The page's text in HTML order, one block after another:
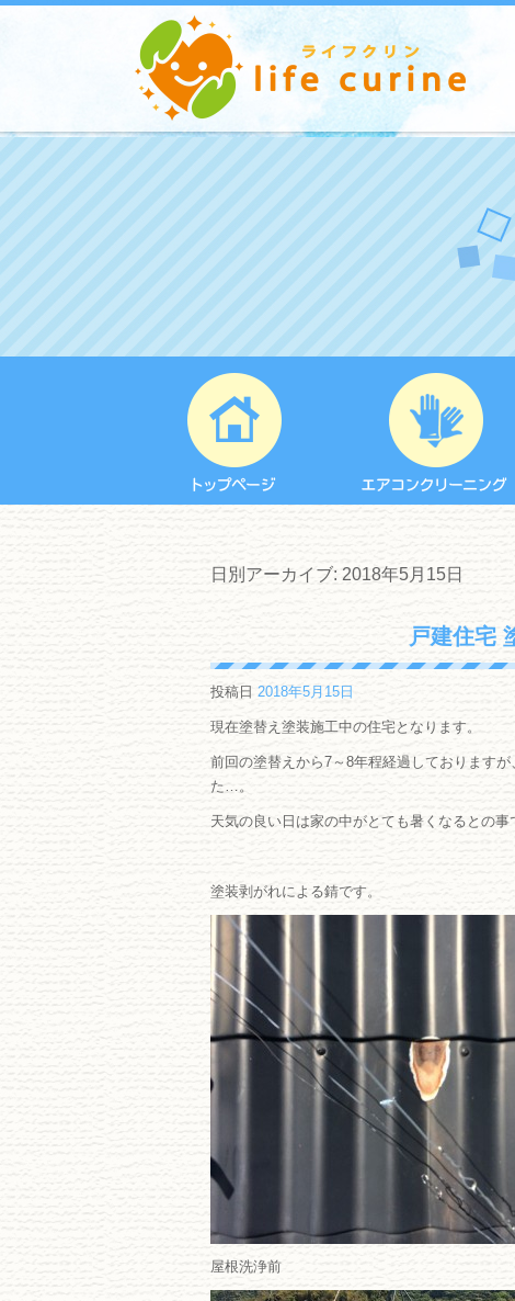
日別アーカイブ: 2018年5月15日
戸建住宅
投稿日 2018年5月15日
現在塗替え塗装施工中の住宅となります。
前回の塗替えから7～8年程経過しております
た…。
天気の良い日は家の中がとても暑くなるとの
塗装剥がれによる錆です。
屋根洗浄前